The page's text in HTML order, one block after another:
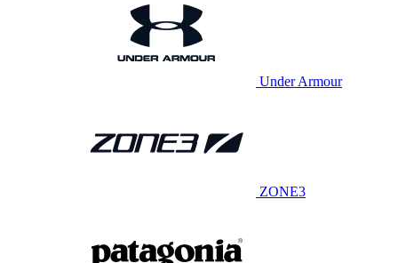
Under Armour
ZONE3